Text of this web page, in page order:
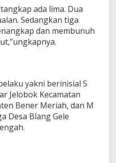
ada lima. Dua
Sedangkan tiga
dan membunuh
yakni berinisial S
Jelobok Kecamatan
Bener Meriah, dan M
Desa Blang Gele